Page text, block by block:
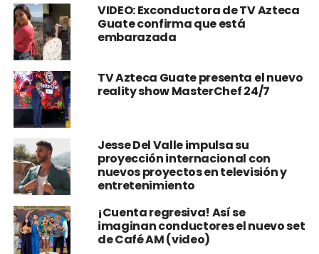
VIDEO: Exconductora de TV Azteca
Guate confirma que está
embarazada
TV Azteca Guate presenta el nuevo
reality show MasterChef 24/7
Jesse Del Valle impulsa su
proyección internacional con
nuevos proyectos en televisión y
entretenimiento
¡Cuenta regresiva! Así se
imaginan conductores el nuevo set
de Café AM (video)